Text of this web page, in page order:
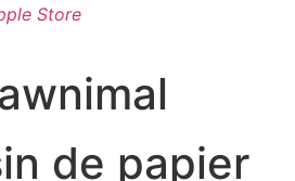
Store
de papier